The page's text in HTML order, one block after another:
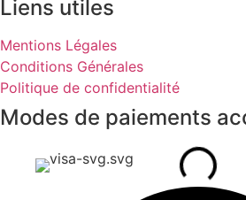
Liens utiles
Mentions Légales
Conditions Générales
Politique de confidentialité
Modes de paiements